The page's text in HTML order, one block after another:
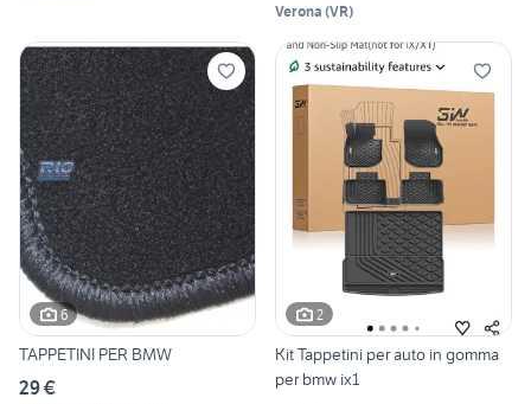
Verona (VR)
6
TAPPETINI PER BMW
29 €
2
Kit Tappetini per auto in gomma
per bmw ix1